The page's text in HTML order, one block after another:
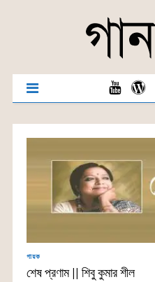
গায়ক
শেষ প্রণাম || শিবু কুমার শীল